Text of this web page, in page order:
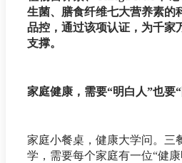
生菌、膳食纤维七大营养素的
品控，通过该项认证，为千家
支撑。
家庭健康，需要“明白人”也要
家庭小餐桌，健康大学问。三
学，需要每个家庭有一位“健